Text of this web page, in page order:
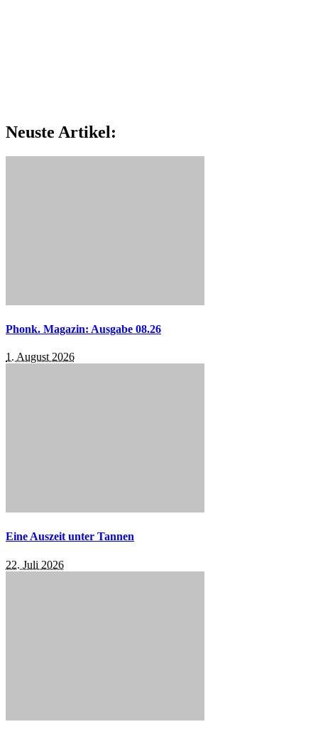
Neuste Artikel:
Phonk. Magazin: Ausgabe 08.26
1. August 2026
Eine Auszeit unter Tannen
22. Juli 2026